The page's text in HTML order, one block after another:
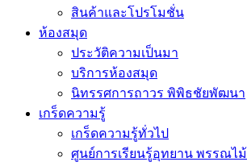
สินค้าและโปรโมชั่น
ห้องสมุด
ประวัติความเป็นมา
บริการห้องสมุด
นิทรรศการถาวร พิพิธชัยพัฒนา
เกร็ดความรู้
เกร็ดความรู้ทั่วไป
ศูนย์การเรียนรู้อุทยาน พรรณไม้